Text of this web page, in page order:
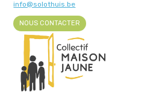
info@solothuis.be
NOUS CONTACTER